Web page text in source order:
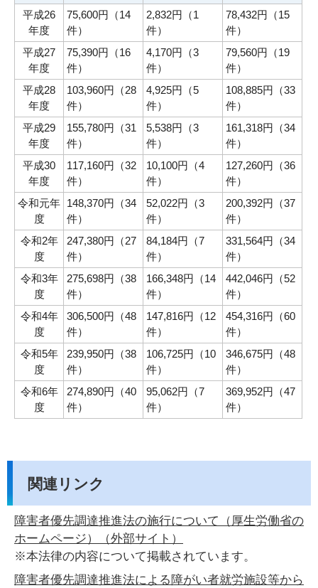
平成26
年度
75,600円（14
件）
2,832円（1
件）
78,432円（15
件）
平成27
年度
75,390円（16
件）
4,170円（3
件）
79,560円（19
件）
平成28
年度
103,960円（28
件）
4,925円（5
件）
108,885円（33
件）
平成29
年度
155,780円（31
件）
5,538円（3
件）
161,318円（34
件）
平成30
年度
117,160円（32
件）
10,100円（4
件）
127,260円（36
件）
令和元年
度
148,370円（34
件）
52,022円（3
件）
200,392円（37
件）
令和2年
度
247,380円（27
件）
84,184円（7
件）
331,564円（34
件）
令和3年
度
275,698円（38
件）
166,348円（14
件）
442,046円（52
件）
令和4年
度
306,500円（48
件）
147,816円（12
件）
454,316円（60
件）
令和5年
度
239,950円（38
件）
106,725円（10
件）
346,675円（48
件）
令和6年
度
274,890円（40
件）
95,062円（7
件）
369,952円（47
件）
関連リンク
障害者優先調達推進法の施行について（厚生労働省の
ホームページ）（外部サイト）
※本法律の内容について掲載されています。
障害者優先調達推進法による障がい者就労施設等から